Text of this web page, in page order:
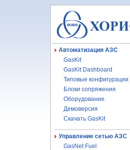
Автоматизация АЗС
GasKit
GasKit Dashboard
Типовые конфигурации
Блоки сопряжения
Оборудование
Демоверсия
Скачать GasKit
Управление сетью АЗС
GasNet Fuel